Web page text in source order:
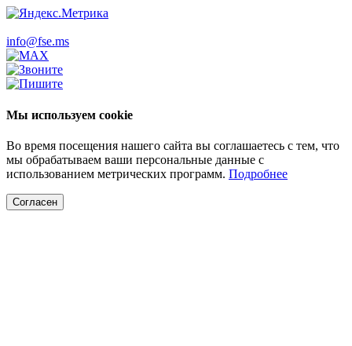
info@fse.ms
Мы используем cookie
Во время посещения нашего сайта вы соглашаетесь с тем, что
мы обрабатываем ваши персональные данные с
использованием метрических программ. Подробнее
Согласен